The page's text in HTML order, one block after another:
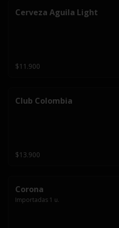
Cerveza Aguila Light
$11.900
Club Colombia
$13.900
Corona
Importadas 1 u.